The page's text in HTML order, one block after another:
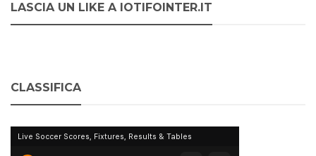
LASCIA UN LIKE A IOTIFOINTER.IT
CLASSIFICA